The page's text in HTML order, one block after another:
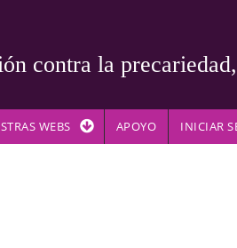
contra la
WEBS APOYO INICIAR